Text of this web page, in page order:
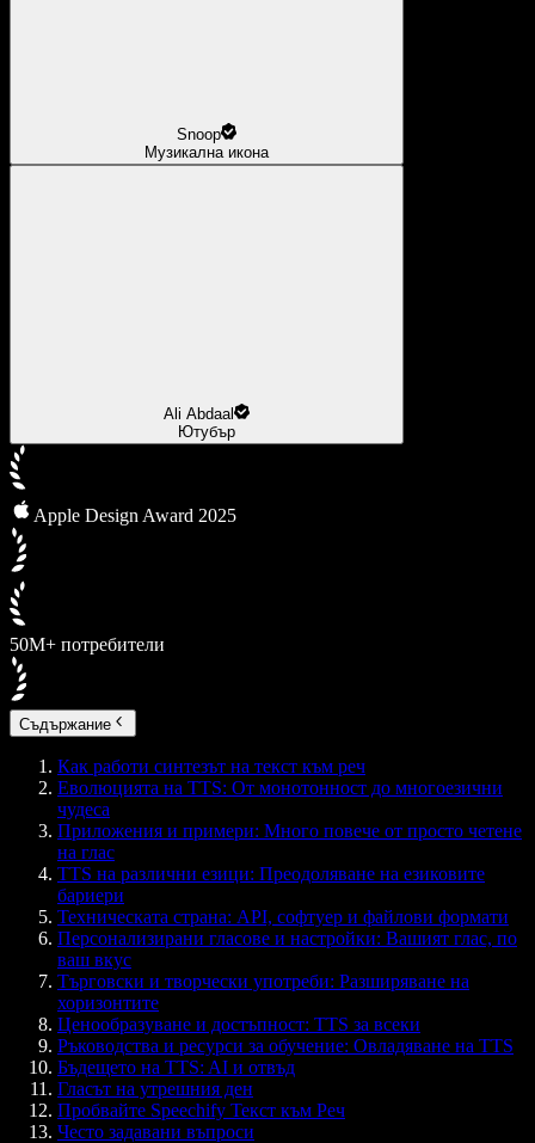
Snoop
Музикална икона
Ali Abdaal
Ютубър
Apple Design Award 2025
50M+ потребители
Съдържание
Как работи синтезът на текст към реч
Еволюцията на TTS: От монотонност до многоезични
чудеса
Приложения и примери: Много повече от просто четене
на глас
TTS на различни езици: Преодоляване на езиковите
бариери
Техническата страна: API, софтуер и файлови формати
Персонализирани гласове и настройки: Вашият глас, по
ваш вкус
Търговски и творчески употреби: Разширяване на
хоризонтите
Ценообразуване и достъпност: TTS за всеки
Ръководства и ресурси за обучение: Овладяване на TTS
Бъдещето на TTS: AI и отвъд
Гласът на утрешния ден
Пробвайте Speechify Текст към Реч
Често задавани въпроси